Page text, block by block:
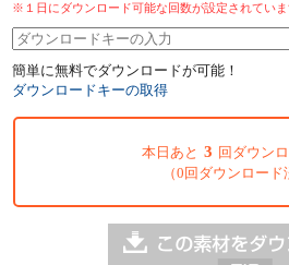
※１日にダウンロード可能な回数が設定されていま
簡単に無料でダウンロードが可能！
ダウンロードキーの取得
本日あと 3 回ダウン
（0回ダウンロード